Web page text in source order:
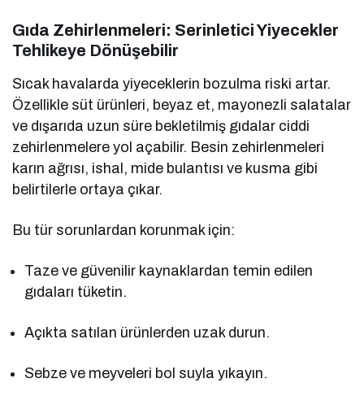
Gıda Zehirlenmeleri: Serinletici Yiyecekler
Tehlikeye Dönüşebilir
Sıcak havalarda yiyeceklerin bozulma riski artar.
Özellikle süt ürünleri, beyaz et, mayonezli salatalar
ve dışarıda uzun süre bekletilmiş gıdalar ciddi
zehirlenmelere yol açabilir. Besin zehirlenmeleri
karın ağrısı, ishal, mide bulantısı ve kusma gibi
belirtilerle ortaya çıkar.
Bu tür sorunlardan korunmak için:
Taze ve güvenilir kaynaklardan temin edilen
gıdaları tüketin.
Açıkta satılan ürünlerden uzak durun.
Sebze ve meyveleri bol suyla yıkayın.